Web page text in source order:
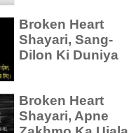
Broken Heart
Shayari, Sang-
Dilon Ki Duniya
Broken Heart
Shayari, Apne